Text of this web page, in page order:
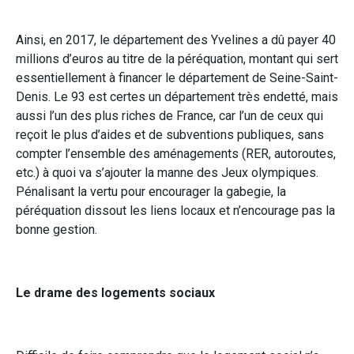
Ainsi, en 2017, le département des Yvelines a dû payer 40
millions d’euros au titre de la péréquation, montant qui sert
essentiellement à financer le département de Seine-Saint-
Denis. Le 93 est certes un département très endetté, mais
aussi l’un des plus riches de France, car l’un de ceux qui
reçoit le plus d’aides et de subventions publiques, sans
compter l’ensemble des aménagements (RER, autoroutes,
etc.) à quoi va s’ajouter la manne des Jeux olympiques.
Pénalisant la vertu pour encourager la gabegie, la
péréquation dissout les liens locaux et n’encourage pas la
bonne gestion.
Le drame des logements sociaux